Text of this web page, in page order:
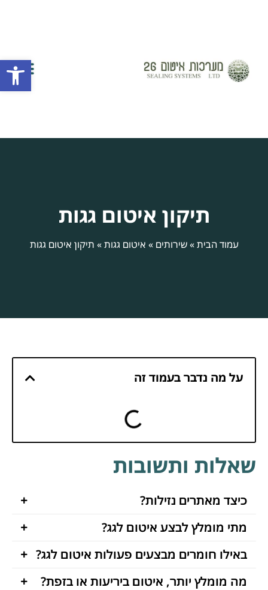
תיקון איטום גגות
עמוד הבית»שירותים » איטום גגות» תיקון איטום גגות
על מה נדבר בעמוד זה
שאלות ותשובות
כיצד מאתרים נזילות?
מתי מומלץ לבצע איטום לגג?
באילו חומרים מבצעים פעולות איטום לגג?
מה מומלץ יותר, איטום ביריעות או בזפת?